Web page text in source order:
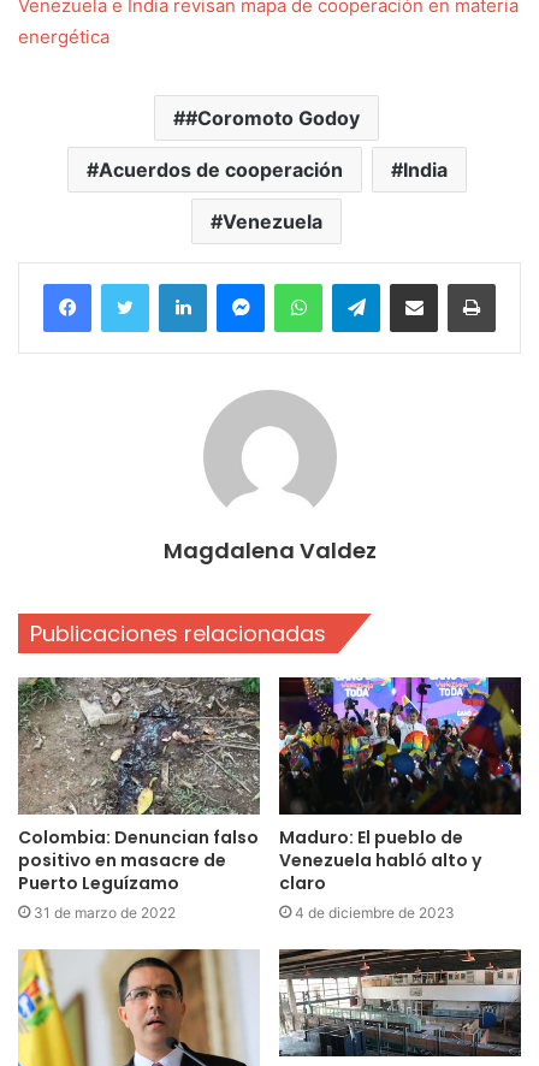
Venezuela e India revisan mapa de cooperación en materia
energética
#Coromoto Godoy
Acuerdos de cooperación India
Venezuela
FacebookTwitter LinkedInMessengerWhatsAppTelegramCompartir por correo electrónico
Magdalena Valdez
Publicaciones relacionadas
Colombia: Denuncian falso
positivo en masacre de
Puerto Leguízamo
31 de marzo de 2022
Maduro: El pueblo de
Venezuela habló alto y
claro
4 de diciembre de 2023